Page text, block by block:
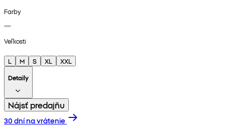
Farby
Veľkosti
L M S XL
XXL
Detaily
Nájsť predajňu
30 dní na vrátenie